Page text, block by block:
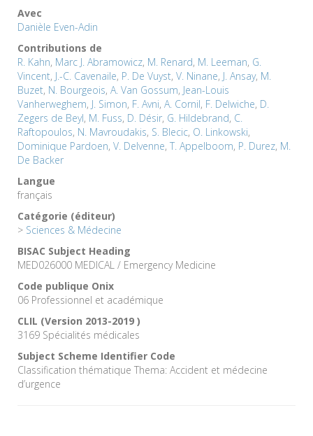
Avec
Danièle Even-Adin
Contributions de
R. Kahn, Marc J. Abramowicz, M. Renard, M. Leeman, G.
Vincent, J.-C. Cavenaile, P. De Vuyst, V. Ninane, J. Ansay, M.
Buzet, N. Bourgeois, A. Van Gossum, Jean-Louis
Vanherweghem, J. Simon, F. Avni, A. Cornil, F. Delwiche, D.
Zegers de Beyl, M. Fuss, D. Désir, G. Hildebrand, C.
Raftopoulos, N. Mavroudakis, S. Blecic, O. Linkowski,
Dominique Pardoen, V. Delvenne, T. Appelboom, P. Durez, M.
De Backer
Langue
français
Catégorie (éditeur)
> Sciences & Médecine
BISAC Subject Heading
MED026000 MEDICAL / Emergency Medicine
Code publique Onix
06 Professionnel et académique
CLIL (Version 2013-2019 )
3169 Spécialités médicales
Subject Scheme Identifier Code
Classification thématique Thema: Accident et médecine
d’urgence